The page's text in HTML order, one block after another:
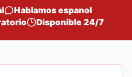
Hablamos espanol
Disponible 24/7